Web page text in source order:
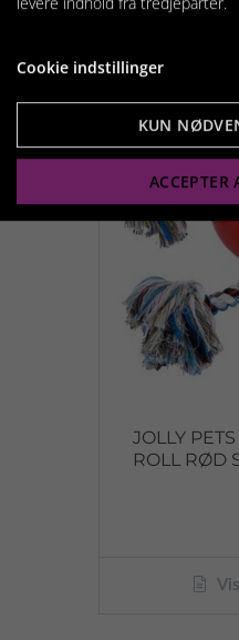
JOLLY
ROLL RØD
Cookie indstillinger
KUN
ACCEPTER